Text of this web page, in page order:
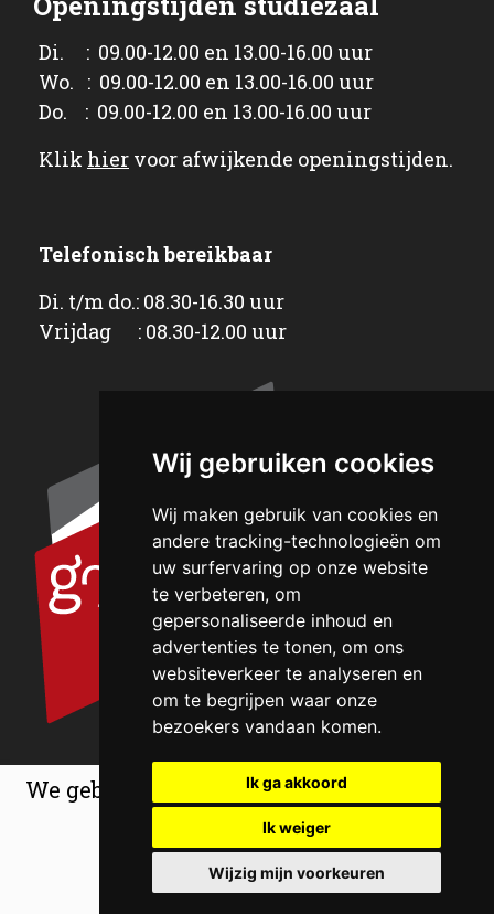
Wij gebruiken cookies
Wij maken gebruik van cookies en
andere tracking-technologieën om
uw surfervaring op onze website
te verbeteren, om
gepersonaliseerde inhoud en
advertenties te tonen, om ons
websiteverkeer te analyseren en
om te begrijpen waar onze
bezoekers vandaan komen.
Ik ga akkoord
Ik weiger
Wijzig mijn voorkeuren
We gebruiken cookies om de ervaring op
onze website te verbeteren.
Accepteer Cookies
Di. : 09.00-12.00 en 13.00-16.00 uur
Wo. : 09.00-12.00 en 13.00-16.00 uur
Do. : 09.00-12.00 en 13.00-16.00 uur
Klik hier voor afwijkende openingstijden.
Telefonisch bereikbaar
Di. t/m do.: 08.30-16.30 uur
Vrijdag : 08.30-12.00 uur
© Erfgoedcentrum Achterhoek en Liemers
2026 |
Alle rechten voorbehouden | Privacy|